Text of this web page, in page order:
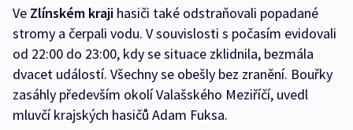
Ve Zlínském kraji hasiči také odstraňovali popadané
stromy a čerpali vodu. V souvislosti s počasím evidovali
od 22:00 do 23:00, kdy se situace zklidnila, bezmála
dvacet událostí. Všechny se obešly bez zranění. Bouřky
zasáhly především okolí Valašského Meziříčí, uvedl
mluvčí krajských hasičů Adam Fuksa.